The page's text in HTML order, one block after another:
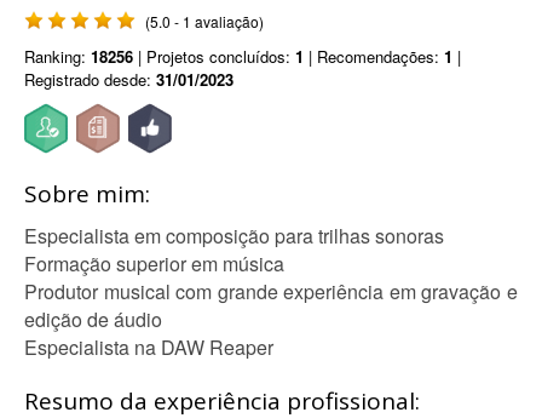
(5.0 - 1 avaliação)
Ranking: 18256 | Projetos concluídos: 1 | Recomendações: 1 |
Registrado desde: 31/01/2023
Sobre mim:
Especialista em composição para trilhas sonoras
Formação superior em música
Produtor musical com grande experiência em gravação e
edição de áudio
Especialista na DAW Reaper
Resumo da experiência profissional: